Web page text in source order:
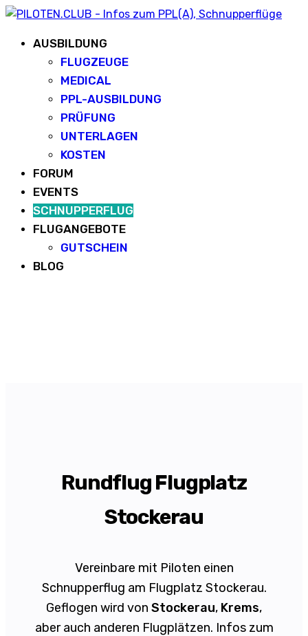
AUSBILDUNG
FLUGZEUGE
MEDICAL
PPL-AUSBILDUNG
PRÜFUNG
UNTERLAGEN
KOSTEN
FORUM
EVENTS
SCHNUPPERFLUG
FLUGANGEBOTE
GUTSCHEIN
BLOG
Rundflug Flugplatz
Stockerau
Vereinbare mit Piloten einen
Schnupperflug am Flugplatz Stockerau.
Geflogen wird von Stockerau, Krems,
aber auch anderen Flugplätzen. Infos zum